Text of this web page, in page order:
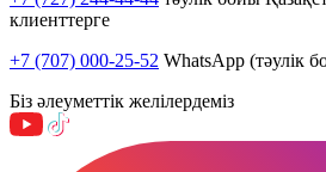
клиенттерге
+7 (707) 000-25-52 WhatsApp (тәулік
Біз әлеуметтік желілердеміз